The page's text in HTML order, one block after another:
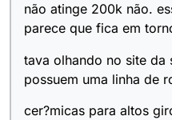
não atinge 200k não.
parece que fica em
tava olhando no site da
possuem uma linha de
cer?micas para altos